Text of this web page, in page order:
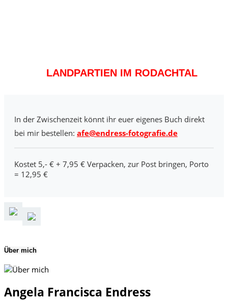
LANDPARTIEN IM RODACHTAL
In der Zwischenzeit könnt ihr euer eigenes Buch direkt
bei mir bestellen: afe@endress-fotografie.de
Kostet 5,- € + 7,95 € Verpacken, zur Post bringen, Porto
= 12,95 €
Über mich
Angela Francisca Endress